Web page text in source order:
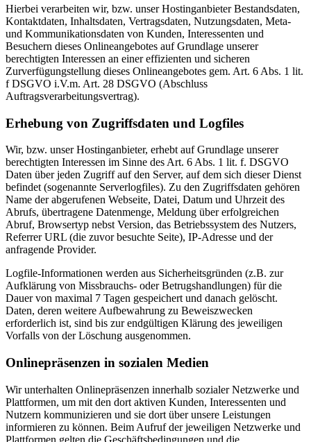
Hierbei verarbeiten wir, bzw. unser Hostinganbieter Bestandsdaten,
Kontaktdaten, Inhaltsdaten, Vertragsdaten, Nutzungsdaten, Meta-
und Kommunikationsdaten von Kunden, Interessenten und
Besuchern dieses Onlineangebotes auf Grundlage unserer
berechtigten Interessen an einer effizienten und sicheren
Zurverfügungstellung dieses Onlineangebotes gem. Art. 6 Abs. 1 lit.
f DSGVO i.V.m. Art. 28 DSGVO (Abschluss
Auftragsverarbeitungsvertrag).
Erhebung von Zugriffsdaten und Logfiles
Wir, bzw. unser Hostinganbieter, erhebt auf Grundlage unserer
berechtigten Interessen im Sinne des Art. 6 Abs. 1 lit. f. DSGVO
Daten über jeden Zugriff auf den Server, auf dem sich dieser Dienst
befindet (sogenannte Serverlogfiles). Zu den Zugriffsdaten gehören
Name der abgerufenen Webseite, Datei, Datum und Uhrzeit des
Abrufs, übertragene Datenmenge, Meldung über erfolgreichen
Abruf, Browsertyp nebst Version, das Betriebssystem des Nutzers,
Referrer URL (die zuvor besuchte Seite), IP-Adresse und der
anfragende Provider.
Logfile-Informationen werden aus Sicherheitsgründen (z.B. zur
Aufklärung von Missbrauchs- oder Betrugshandlungen) für die
Dauer von maximal 7 Tagen gespeichert und danach gelöscht.
Daten, deren weitere Aufbewahrung zu Beweiszwecken
erforderlich ist, sind bis zur endgültigen Klärung des jeweiligen
Vorfalls von der Löschung ausgenommen.
Onlinepräsenzen in sozialen Medien
Wir unterhalten Onlinepräsenzen innerhalb sozialer Netzwerke und
Plattformen, um mit den dort aktiven Kunden, Interessenten und
Nutzern kommunizieren und sie dort über unsere Leistungen
informieren zu können. Beim Aufruf der jeweiligen Netzwerke und
Plattformen gelten die Geschäftsbedingungen und die